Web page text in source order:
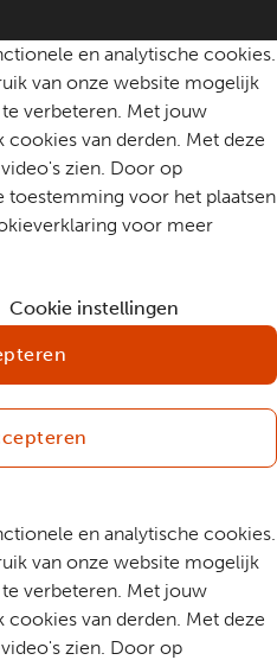
en analytische cookies.
van onze website mogelijk
verbeteren. Met jouw
van derden. Met deze
zien. Door op
toestemming voor het plaatsen
voor meer
Cookie instellingen
en analytische cookies.
van onze website mogelijk
verbeteren. Met jouw
van derden. Met deze
zien. Door op